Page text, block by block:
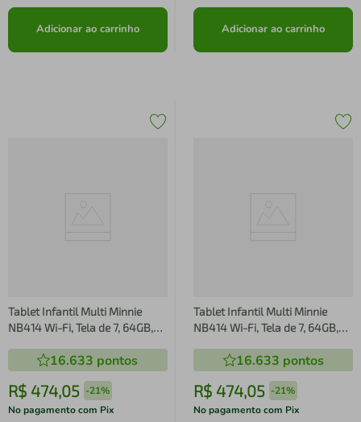
Adicionar ao carrinho Adicionar ao carrinho
Tablet Infantil Multi Minnie
NB414 Wi-Fi, Tela de 7, 64GB,
Processador Quad- Core
16.633 pontos
R$ 474,05 -21%
No pagamento com Pix
Tablet Infantil Multi Minnie
NB414 Wi-Fi, Tela de 7, 64GB,
Processador Quad- Core
16.633 pontos
R$ 474,05 -21%
No pagamento com Pix